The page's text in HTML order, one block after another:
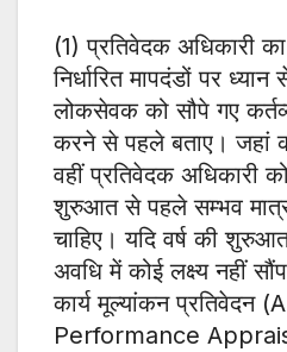
(1) प्रतिवेदक अधिकारी
निर्धारित मापदंडों पर
लोकसेवक को सौपे गए
करने से पहले बताए। जहां
वहीं प्रतिवेदक अधिकारी
शुरुआत से पहले सम्भव मात्रा
चाहिए। यदि वर्ष की
अवधि में कोई लक्ष्य नहीं
कार्य मूल्यांकन प्रतिवेदन
Performance